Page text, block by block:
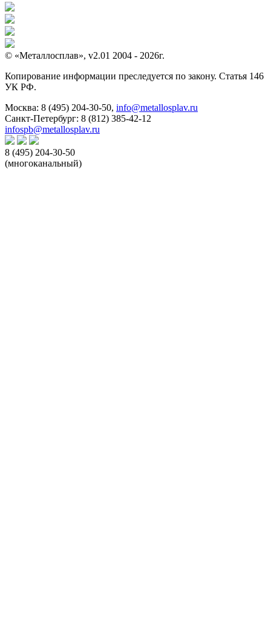
© «Металлосплав», v2.01 2004 - 2026г.
Копирование информации преследуется по закону. Статья 146
УК РФ.
Москва: 8 (495) 204-30-50, info@metallosplav.ru
Санкт-Петербург: 8 (812) 385-42-12
infospb@metallosplav.ru
8 (495) 204-30-50
(многоканальный)